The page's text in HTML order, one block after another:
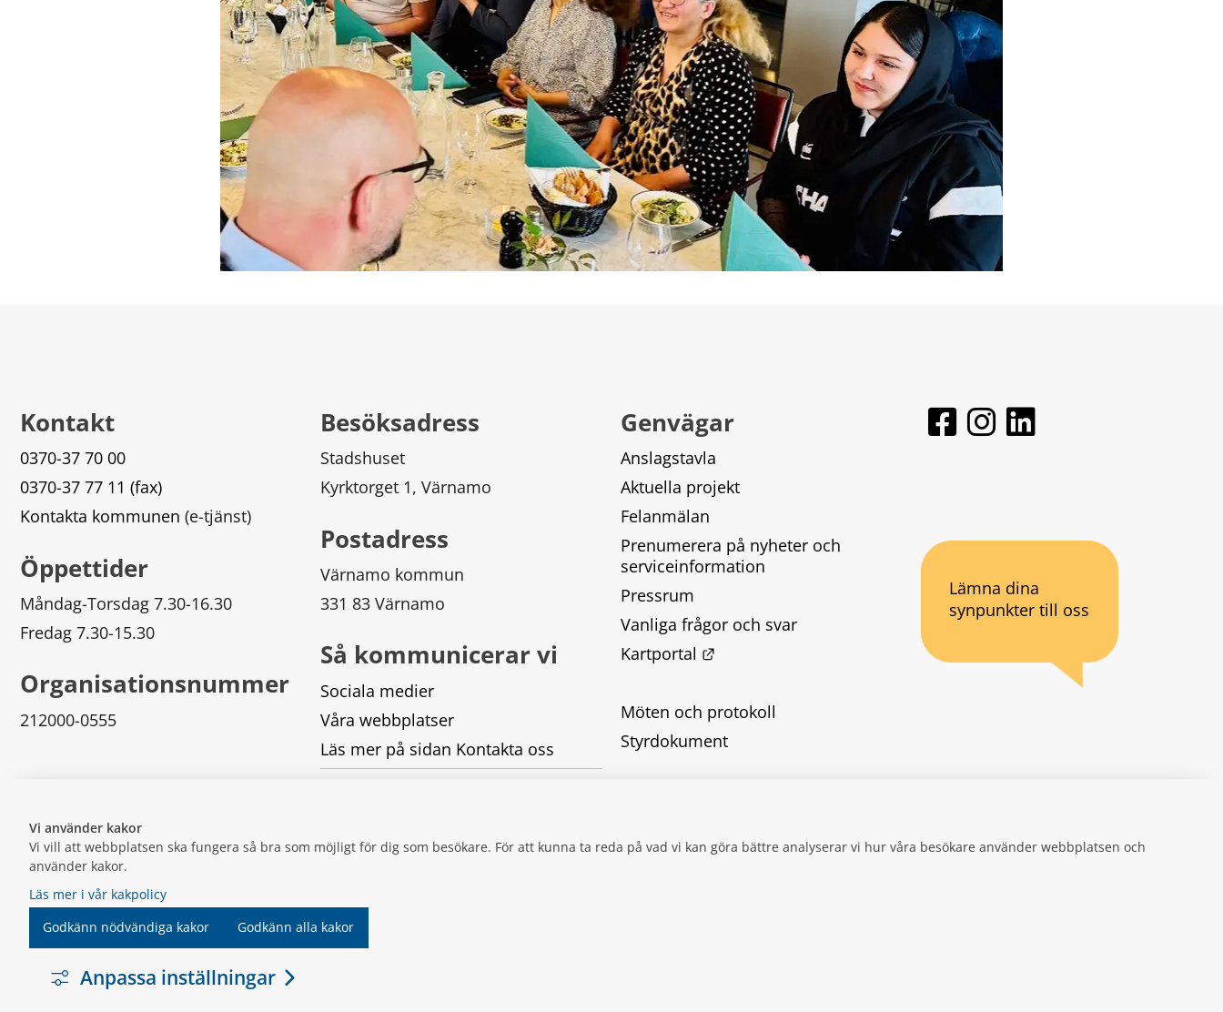
Vi använder kakor
Vi vill att webbplatsen ska fungera så bra som möjligt för dig som besökare. För att kunna ta reda på vad vi kan göra bättre analyserar vi hur våra besökare använder webbplatsen och
använder kakor.
Läs mer i vår kakpolicy
Godkänn nödvändiga kakor
Godkänn alla kakor
Anpassa inställningar
Kontakt
0370-37 70 00
0370-37 77 11 (fax)
Kontakta kommunen (e-tjänst)
Öppettider
Måndag-Torsdag 7.30-16.30
Fredag 7.30-15.30
Organisationsnummer
212000-0555
Besöksadress
Stadshuset
Kyrktorget 1, Värnamo
Postadress
Värnamo kommun
331 83 Värnamo
Så kommunicerar vi
Sociala medier
Våra webbplatser
Läs mer på sidan Kontakta oss
Genvägar
Anslagstavla
Aktuella projekt
Felanmälan
Prenumerera på nyheter och
serviceinformation
Pressrum
Vanliga frågor och svar
Kartportal
Möten och protokoll
Styrdokument
Kakor
Lämna dina
synpunkter till oss